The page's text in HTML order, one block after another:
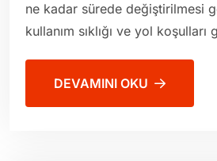
ne kadar sürede değiştirilmesi
kullanım sıklığı ve yol
DEVAMINI OKU